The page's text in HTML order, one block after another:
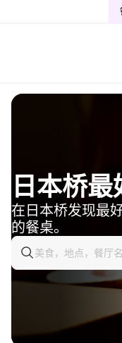
日本桥
在日本桥发现最
的餐桌。